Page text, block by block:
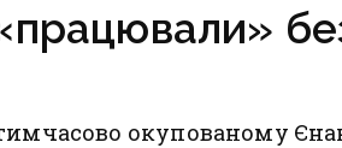
окупованому